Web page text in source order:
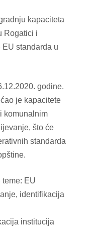
kapaciteta
Rogatici i
standarda u
godine.
je kapacitete
komunalnim
što će
standarda
teme: EU
identifikacija
institucija